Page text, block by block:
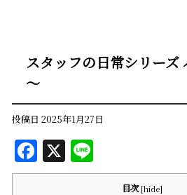
スタッフの日常シリーズ
～
投稿日 2025年1月27日
F
a
X
n 目次 [hide]